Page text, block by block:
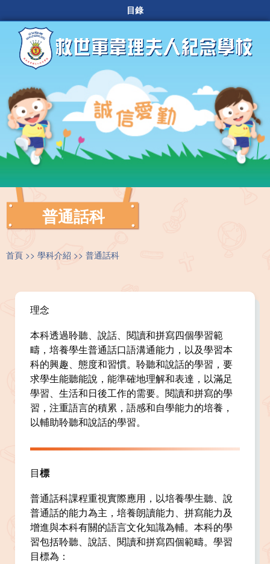
目錄
普通話科
首頁 學科介紹 普通話科
理念
本科透過聆聽、說話、閱讀和拼寫四個學習範
疇，培養學生普通話口語溝通能力，以及學習本
科的興趣、態度和習慣。聆聽和說話的學習，要
求學生能聽能說，能準確地理解和表達，以滿足
學習、生活和日後工作的需要。閱讀和拼寫的學
習，注重語言的積累，語感和自學能力的培養，
以輔助聆聽和說話的學習。
目標
普通話科課程重視實際應用，以培養學生聽、說
普通話的能力為主，培養朗讀能力、拼寫能力及
增進與本科有關的語言文化知識為輔。本科的學
習包括聆聽、說話、閱讀和拼寫四個範疇。學習
目標為：